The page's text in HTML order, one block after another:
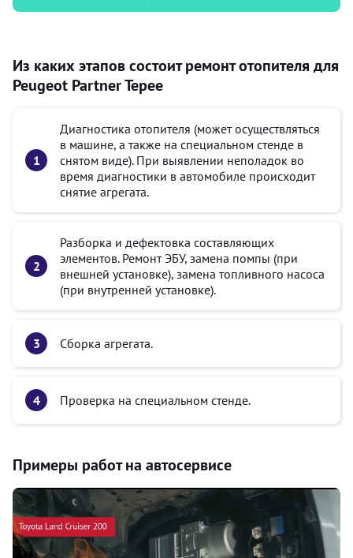
Из каких этапов состоит ремонт отопителя для
Peugeot Partner Tepee
Диагностика отопителя (может осуществляться
в машине, а также на специальном стенде в
снятом виде). При выявлении неполадок во
время диагностики в автомобиле происходит
снятие агрегата.
Разборка и дефектовка составляющих
элементов. Ремонт ЭБУ, замена помпы (при
внешней установке), замена топливного насоса
(при внутренней установке).
Сборка агрегата.
Проверка на специальном стенде.
Примеры работ на автосервисе